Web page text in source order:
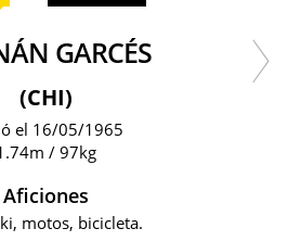
GARCÉS
(CHI)
el 16/05/1965
/ 97kg
Aficiones
motos, bicicleta.